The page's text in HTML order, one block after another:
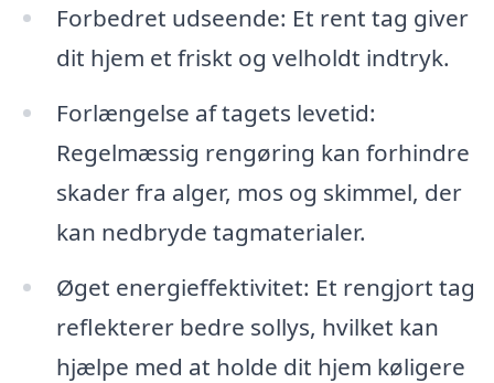
Forbedret udseende: Et rent tag giver
dit hjem et friskt og velholdt indtryk.
Forlængelse af tagets levetid:
Regelmæssig rengøring kan forhindre
skader fra alger, mos og skimmel, der
kan nedbryde tagmaterialer.
Øget energieffektivitet: Et rengjort tag
reflekterer bedre sollys, hvilket kan
hjælpe med at holde dit hjem køligere